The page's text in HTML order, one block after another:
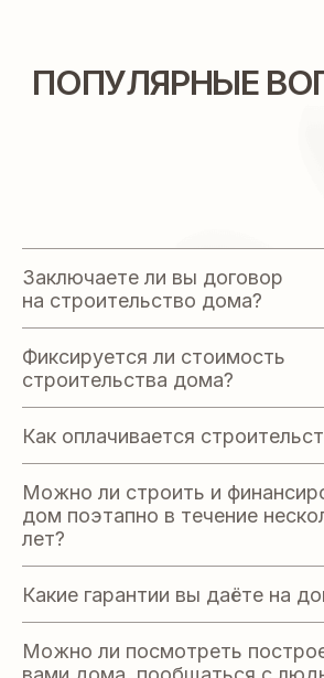
Заключаете ли вы договор
на строительство дома?
Фиксируется ли стоимость
строительства дома?
Как оплачивается
Можно ли строить и
дом поэтапно в течение
лет?
Какие гарантии вы даёте на
Можно ли посмотреть